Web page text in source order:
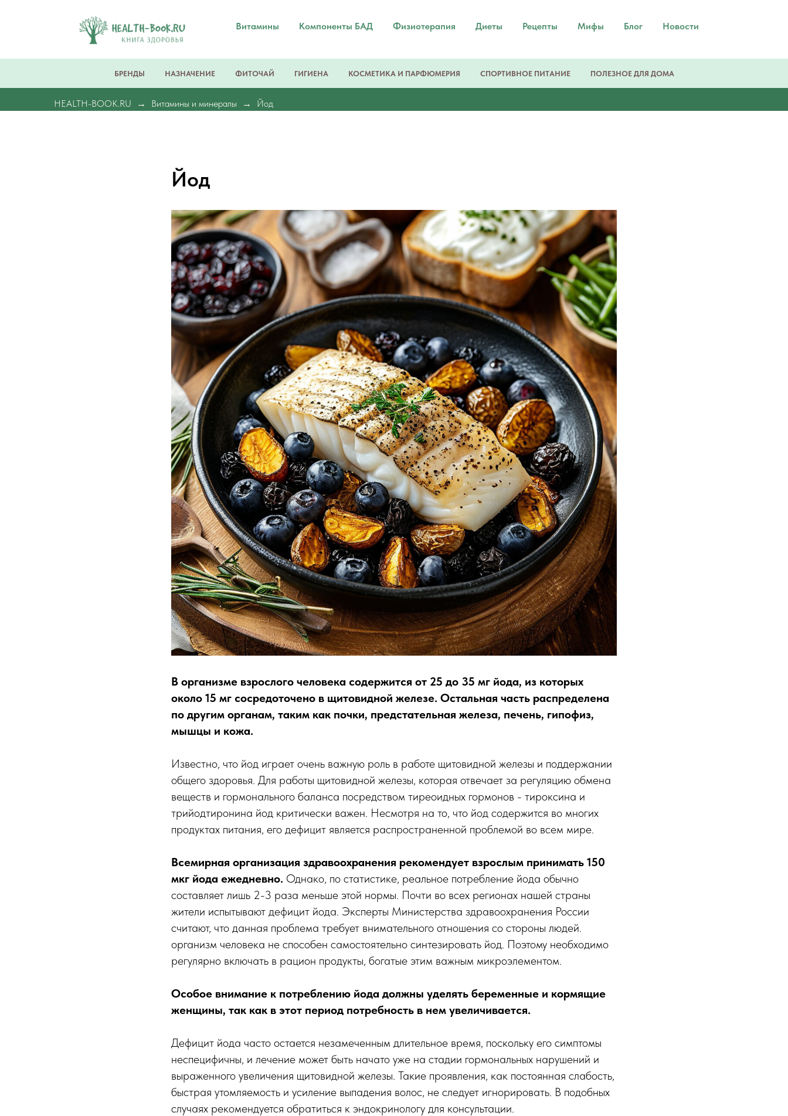
Витамины Компоненты БАД Физиотерапия Диеты Рецепты Мифы Блог Новости
БРЕНДЫ НАЗНАЧЕНИЕ ФИТОЧАЙ ГИГИЕНА КОСМЕТИКА И ПАРФЮМЕРИЯ СПОРТИВНОЕ ПИТАНИЕ ПОЛЕЗНОЕ ДЛЯ ДОМА
HEALTH-BOOK.RU Витамины и минералы Йод
Йод
В организме взрослого человека содержится от 25 до 35 мг йода, из которых
около 15 мг сосредоточено в щитовидной железе. Остальная часть распределена
по другим органам, таким как почки, предстательная железа, печень, гипофиз,
мышцы и кожа.
Известно, что йод играет очень важную роль в работе щитовидной железы и поддержании
общего здоровья. Для работы щитовидной железы, которая отвечает за регуляцию обмена
веществ и гормонального баланса посредством тиреоидных гормонов - тироксина и
трийодтиронина йод критически важен. Несмотря на то, что йод содержится во многих
продуктах питания, его дефицит является распространенной проблемой во всем мире.
Всемирная организация здравоохранения рекомендует взрослым принимать 150
мкг йода ежедневно. Однако, по статистике, реальное потребление йода обычно
составляет лишь 2-3 раза меньше этой нормы. Почти во всех регионах нашей страны
жители испытывают дефицит йода. Эксперты Министерства здравоохранения России
считают, что данная проблема требует внимательного отношения со стороны людей.
организм человека не способен самостоятельно синтезировать йод. Поэтому необходимо
регулярно включать в рацион продукты, богатые этим важным микроэлементом.
Особое внимание к потреблению йода должны уделять беременные и кормящие
женщины, так как в этот период потребность в нем увеличивается.
Дефицит йода часто остается незамеченным длительное время, поскольку его симптомы
неспецифичны, и лечение может быть начато уже на стадии гормональных нарушений и
выраженного увеличения щитовидной железы. Такие проявления, как постоянная слабость,
быстрая утомляемость и усиление выпадения волос, не следует игнорировать. В подобных
случаях рекомендуется обратиться к эндокринологу для консультации.